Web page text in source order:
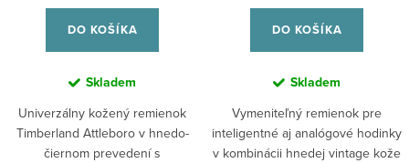
DO KOŠÍKA
Skladem
Univerzálny kožený remienok
Timberland Attleboro v hnedo-
čiernom prevedení s
DO KOŠÍKA
Skladem
Vymeniteľný remienok pre
inteligentné aj analógové hodinky
v kombinácii hnedej vintage kože